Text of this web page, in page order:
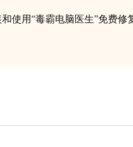
使用“毒霸电脑医生”免费修